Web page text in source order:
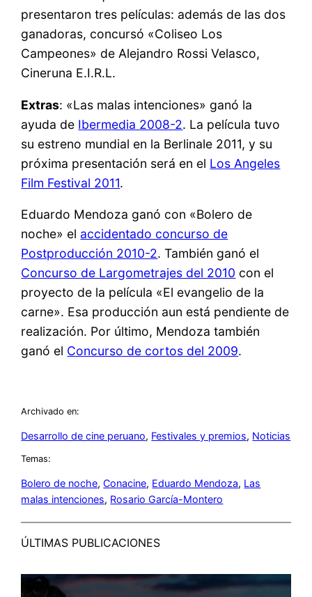
presentaron tres películas: además de las dos
ganadoras, concursó «Coliseo Los
Campeones» de Alejandro Rossi Velasco,
Cineruna E.I.R.L.
Extras: «Las malas intenciones» ganó la
ayuda de Ibermedia 2008-2. La película tuvo
su estreno mundial en la Berlinale 2011, y su
próxima presentación será en el Los Angeles
Film Festival 2011.
Eduardo Mendoza ganó con «Bolero de
noche» el accidentado concurso de
Postproducción 2010-2. También ganó el
Concurso de Largometrajes del 2010 con el
proyecto de la película «El evangelio de la
carne». Esa producción aun está pendiente de
realización. Por último, Mendoza también
ganó el Concurso de cortos del 2009.
Archivado en:
Desarrollo de cine peruano, Festivales y premios, Noticias
Temas:
Bolero de noche, Conacine, Eduardo Mendoza, Las
malas intenciones, Rosario García-Montero
ÚLTIMAS PUBLICACIONES